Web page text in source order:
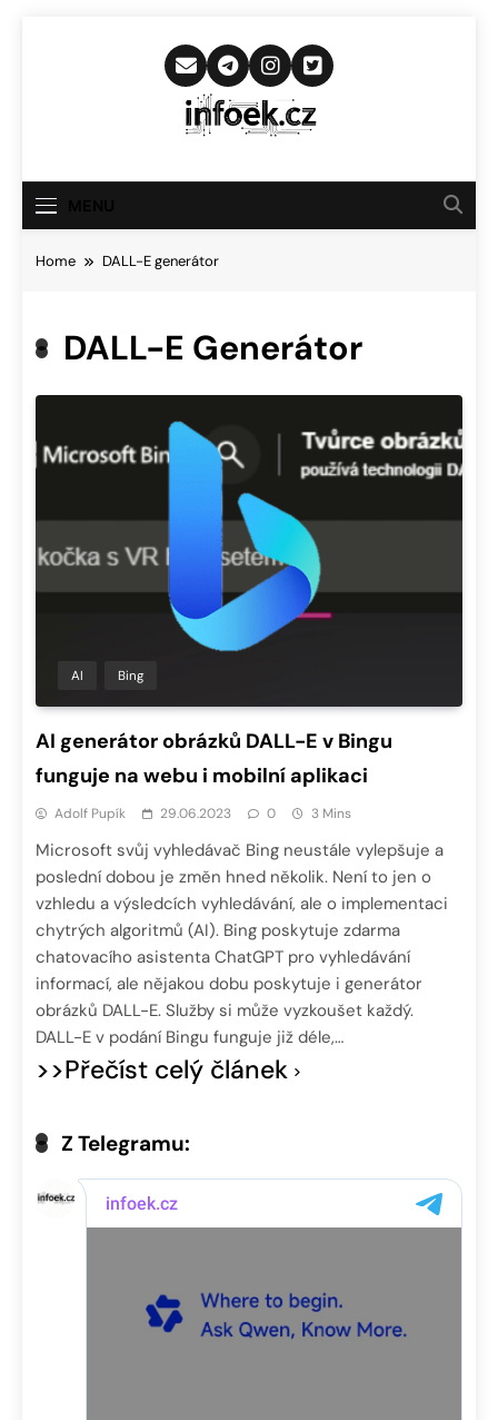
Infoek.cz
Novinkám
Home DALL-E generátor
DALL-E Generátor
AI Bing
AI generátor obrázků DALL-E v Bingu
funguje na webu i mobilní aplikaci
Adolf Pupík 29.06.2023 0 3 Mins
Microsoft svůj vyhledávač Bing neustále vylepšuje a
poslední dobou je změn hned několik. Není to jen o
vzhledu a výsledcích vyhledávání, ale o implementaci
chytrých algoritmů (AI). Bing poskytuje zdarma
chatovacího asistenta ChatGPT pro vyhledávání
informací, ale nějakou dobu poskytuje i generátor
obrázků DALL-E. Služby si může vyzkoušet každý.
DALL-E v podání Bingu funguje již déle,…
>>Přečíst celý článek
Z Telegramu: